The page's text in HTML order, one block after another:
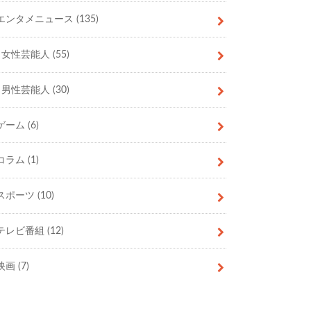
ンタメニュース(135)
女性芸能人 (55)
男性芸能人 (30)
ーム(6)
ラム(1)
ポーツ(10)
レビ番組(12)
画(7)